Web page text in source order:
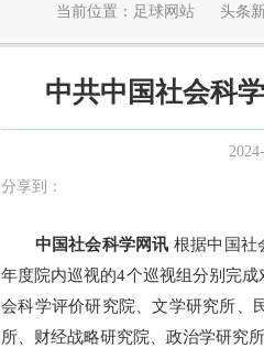
当前位置： 足球网站 头条
中共中国社会科
分享到：
中国社会科学网讯 根据中国社
年度院内巡视的4个巡视组分别完
会科学评价研究院、文学研究所、
所、财经战略研究院、政治学研究